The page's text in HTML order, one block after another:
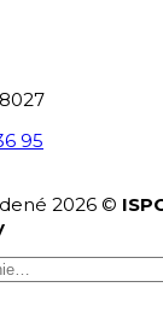
95
2026 ©